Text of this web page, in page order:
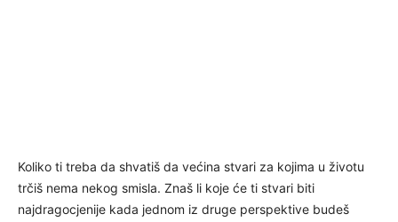
Koliko ti treba da shvatiš da većina stvari za kojima u životu
trčiš nema nekog smisla. Znaš li koje će ti stvari biti
najdragocjenije kada jednom iz druge perspektive budeš